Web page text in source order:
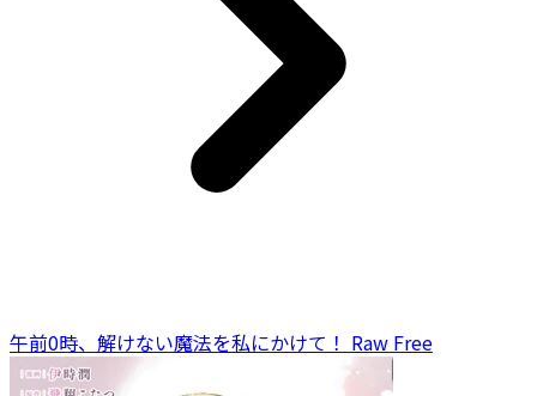
午前0時、解けない魔法を私にかけて！ Raw Free